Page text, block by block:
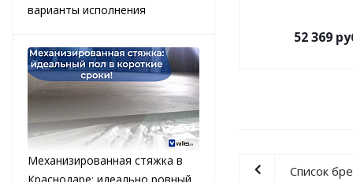
52 369
Список
варианты исполнения
Механизированная стяжка в